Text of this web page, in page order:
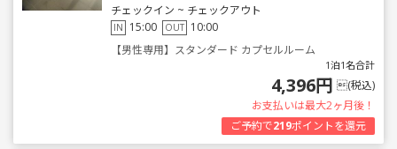
チェックイン ~ チェックアウト
IN 15:00 OUT 10:00
【男性専用】スタンダード カプセルルーム
1泊1名合計
4,396円 (税込)
お支払いは最大2ヶ月後！
ご予約で219ポイントを還元